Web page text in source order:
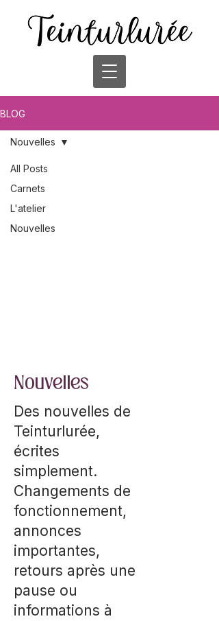
BLOG
All Posts
Carnets
L'atelier
Nouvelles
Nouvelles
Nouvelles
Des nouvelles de
Teinturlurée,
écrites
simplement.
Changements de
fonctionnement,
annonces
importantes,
retours après une
pause ou
informations à